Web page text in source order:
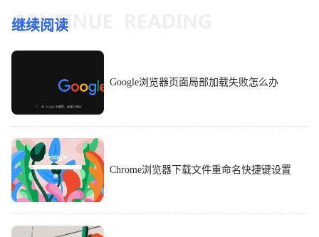
继续阅读
Google浏览器页面局部加载失败怎么办
Chrome浏览器下载文件重命名快捷键设置